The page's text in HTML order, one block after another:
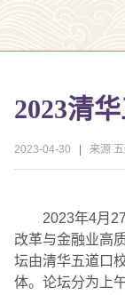
2023清
2023-04-30 来源
2023年4月 27
改革与金融业高
坛由清华五道口
体。论坛分为上